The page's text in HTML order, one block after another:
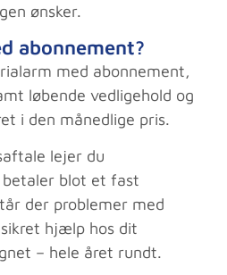
ønsker.
abonnement?
med abonnement,
løbende vedligehold og
i den månedlige pris.
lejer du
blot et fast
der problemer med
hjælp hos dit
– hele året rundt.